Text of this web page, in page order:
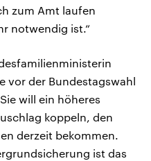
zum Amt laufen
notwendig ist.“
vor der Bundestagswahl
will ein höheres
koppeln, den
derzeit bekommen.
ist das